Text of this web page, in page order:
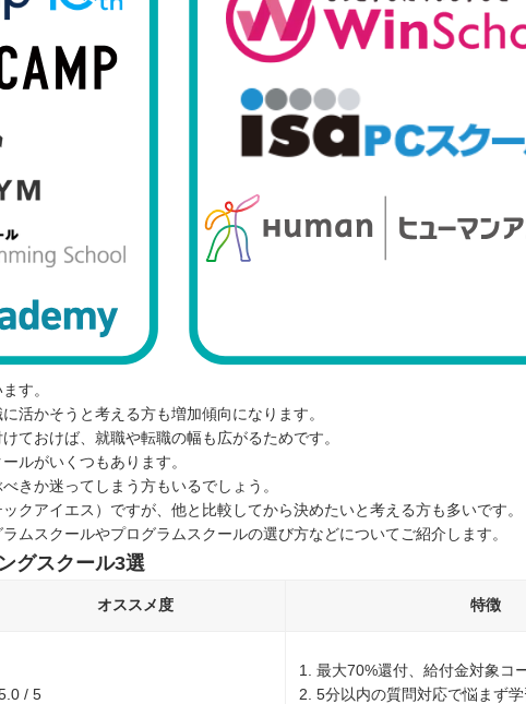
す。
活かそうと考える方も増加傾向になります。
ておけば、就職や転職の幅も広がるためです。
ルがいくつもあります。
きか迷ってしまう方もいるでしょう。
クアイエス）ですが、他と比較してから決めたいと考える方も多いです。
ムスクールやプログラムスクールの選び方などについてご紹介します。
グスクール3選
オススメ度 特徴
/ 5
1. 最大70%還付、給付金対象コ
2. 5分以内の質問対応で悩まず